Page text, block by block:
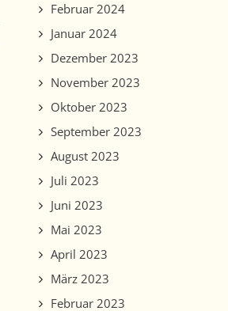
Februar 2024
Januar 2024
Dezember 2023
November 2023
Oktober 2023
September 2023
August 2023
Juli 2023
Juni 2023
Mai 2023
April 2023
März 2023
Februar 2023